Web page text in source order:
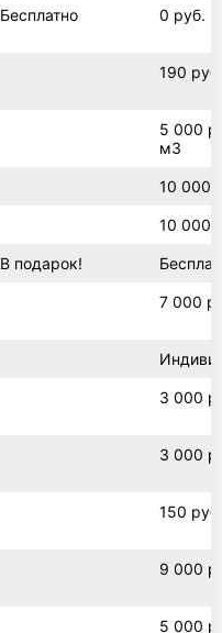
Бесплатно 0 руб.
190
5 000
м3
10 000
10 000
В подарок!
7 000
3 000
3 000
150 руб.
9 000
5 000